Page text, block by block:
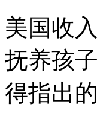
美国收
抚养孩
得指出